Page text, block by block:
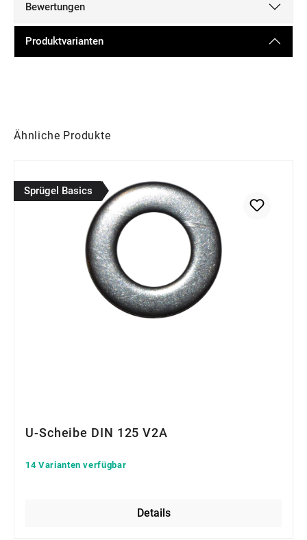
Bewertungen
Produktvarianten
Produktgalerie überspringen
Ähnliche Produkte
Sprügel Basics
U-Scheibe DIN 125 V2A
14 Varianten verfügbar
Details